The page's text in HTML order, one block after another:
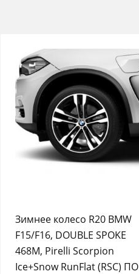
Зимнее колесо R20 BMW
F15/F16, DOUBLE SPOKE
468M, Pirelli Scorpion
Ice+Snow RunFlat (RSC) ПО